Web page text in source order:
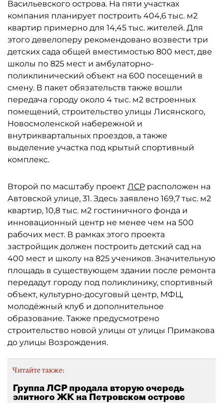
Васильевского острова. На пяти участках
компания планирует построить 404,6 тыс. м2
квартир примерно для 14,45 тыс. жителей. Для
этого девелоперу рекомендовано возвести три
детских сада общей вместимостью 800 мест, две
школы по 825 мест и амбулаторно-
поликлинический объект на 600 посещений в
смену. В пакет обязательств также вошли
передача городу около 4 тыс. м2 встроенных
помещений, строительство улицы Лисянского,
Новосмоленской набережной и
внутриквартальных проездов, а также
выделение участка под крытый спортивный
комплекс.
Второй по масштабу проект ЛСР расположен на
Автовской улице, 31. Здесь заявлено 169,7 тыс. м2
квартир, 10,8 тыс. м2 гостиничного фонда и
инновационный центр не менее чем на 500
рабочих мест. В рамках этого проекта
застройщик должен построить детский сад на
400 мест и школу на 825 учеников. Значительную
площадь в существующем здании после ремонта
передадут городу под поликлинику, спортивный
объект, культурно-досуговый центр, МФЦ,
молодёжный клуб и дополнительное
образование. Также предусмотрено
строительство новой улицы от улицы Примакова
до улицы Возрождения.
Читайте также:
Группа ЛСР продала вторую очередь
элитного ЖК на Петровском острове